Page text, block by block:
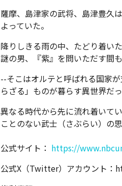
薩摩、島津家の武将、島津豊久
よっていた。
降りしきる雨の中、たどり着い
謎の男、『紫』を問いただす間
--そこはオルテと呼ばれる国家
らざる」ものが暮らす異世界だっ
異なる時代から先に流れ着いて
ことのない武士（さぶらい）の
公式サイト： https://
公式X（Twitter）アカウント